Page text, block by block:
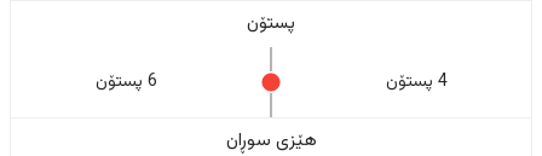
پستۆن
4 پستۆن 6 پستۆن
هێزی سوڕان